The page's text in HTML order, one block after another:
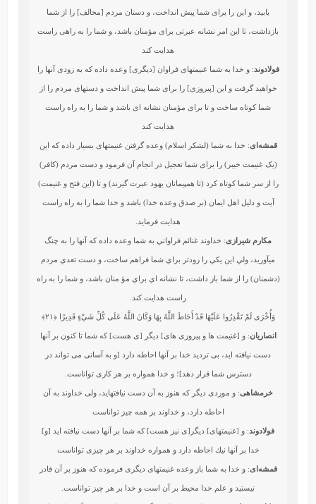
يابيد، و اين را براى شما پيش انداخت، و دستان مردم [مخالف‏] را از شما
بازداشت، تا اين امر نشانه عبرتى براى مؤمنان باشد، و شما را به راهى راست
هدايت كند
فولادوند: و خدا به شما غنيمتهاى فراوان [ديگرى] وعده داده كه به زودى آنها را
خواهيد گرفت و اين [پيروزى] را براى شما پيش انداخت و دستهاى مردم را از
شما كوتاه ساخت و تا براى مؤمنان نشانه‏ اى باشد و شما را به راه راست
هدايت كند
قمشه‌ای: خدا به شما (لشکر اسلام) وعده گرفتن غنیمتهای بسیار داده که این
(یک غنیمت خیبر) را برای شما تعجیل در انجام آن فرمود و دست مردم (کافر)
را از سر شما کوتاه کرد (تا همپیمانان یهود عبرت گیرند) و تا (این فتح و غنیمت)
آیت و دلیل اهل ایمان (بر صدق وعده خدا) باشد و خدا شما را به راه راست
هدایت فرماید.
مکارم شیرازی: خداوند غنائم فراواني به شما وعده داده كه آنها را به چنگ
مي‏آوريد، ولي اين يكي را زودتر براي شما فراهم ساخت، و دست تعدي مردم
(دشمنان) را از شما باز داشت، تا نشانه‏ اي براي مؤ منان باشد، و شما را به راه
راست هدايت كند.
وَأُخْرَى لَمْ تَقْدِرُوا عَلَيْهَا قَدْ أَحَاطَ اللَّهُ بِهَا وَكَانَ اللَّهُ عَلَى كُلِّ شَيْءٍ قَدِيرًا﴿۲۱﴾
انصاریان: و [غنیمت ها و پیروزی های] دیگر [ی هست] که شما تا کنون بر آنها
دست نیافته اید، بی تردید خدا بر آنها احاطه دارد [و به آسانی می تواند در
دسترس شما قرار دهد]؛ و خدا همواره بر هر کاری تواناست.
خرمشاهی: و موردى ديگر كه هنوز به آن دست نيافته‏ايد، ولى خداوند به آن
احاطه دارد، و خداوند بر همه چيز تواناست‏
فولادوند: و [غنيمتهاى] ديگر[ى نيز هست] كه شما بر آنها دست نيافته‏ ايد [و]
خدا بر آنها نيك احاطه دارد و همواره خداوند بر هر چيزى تواناست
قمشه‌ای: و خدا به شما باز وعده غنیمتهای دیگری فرموده که هنوز بر آن قادر
نیستید و علم خدا محیط بر آن است و خدا بر هر چیز تواناست.